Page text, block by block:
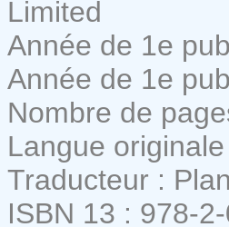
Limited
Année de 1e
Année de 1e
Nombre de
Langue
Traducteur :
ISBN 13 : 978-